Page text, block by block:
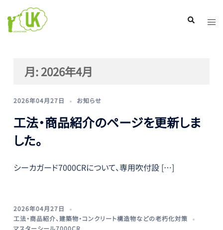
検
索
ト
月:2026年4月
2026年04月27日 お知らせ
工法・商品紹介のページを更新しま
した。
シーカガード7000CRについて、専用吹付設 […]
2026年04月27日
工法・商品紹介、建築物・コンクリート構造物などの老朽化対策